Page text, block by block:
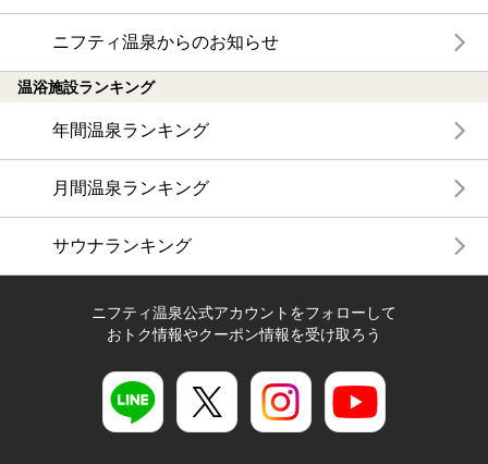
ニフティ温泉からのお知らせ
温浴施設ランキング
年間温泉ランキング
月間温泉ランキング
サウナランキング
ニフティ温泉公式アカウントをフォローして
おトク情報やクーポン情報を受け取ろう